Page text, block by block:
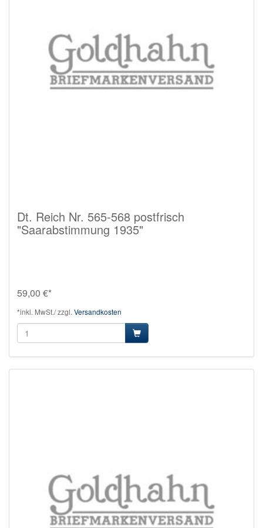
Dt. Reich Nr. 565-568 postfrisch
"Saarabstimmung 1935"
59,00 €*
*inkl. MwSt./ zzgl. Versandkosten